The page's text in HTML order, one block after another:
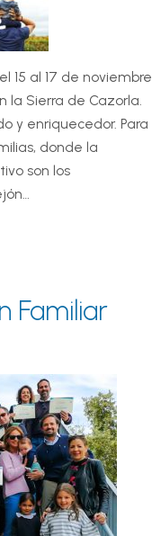
15 al 17 de noviembre
la Sierra de Cazorla.
y enriquecedor. Para
donde la
son los
Familiar